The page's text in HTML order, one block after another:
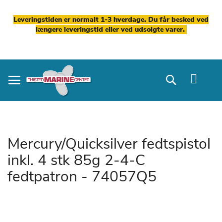
Leveringstiden er normalt 1-3 hverdage. Du får besked ved
længere leveringstid eller ved udsolgte varer.
to
Content
Search
Mercury/Quicksilver fedtspistol
inkl. 4 stk 85g 2-4-C
fedtpatron - 74057Q5